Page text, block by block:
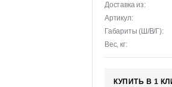
Доставка из:
Артикул:
Габариты (Ш/В/Г):
Вес, кг:
КУПИТЬ В 1